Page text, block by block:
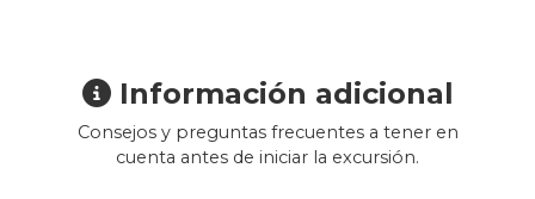
Información adicional
Consejos y preguntas frecuentes a tener en
cuenta antes de iniciar la excursión.